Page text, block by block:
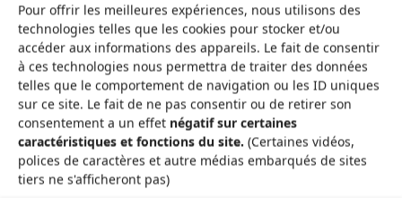
Pour offrir les meilleures expériences, nous utilisons des
technologies telles que les cookies pour stocker et/ou
accéder aux informations des appareils. Le fait de consentir
à ces technologies nous permettra de traiter des données
telles que le comportement de navigation ou les ID uniques
sur ce site. Le fait de ne pas consentir ou de retirer son
consentement a un effet négatif sur certaines
caractéristiques et fonctions du site. (Certaines vidéos,
polices de caractères et autre médias embarqués de sites
tiers ne s'afficheront pas)
Zsófi Várkonyi
Previous image
Next image